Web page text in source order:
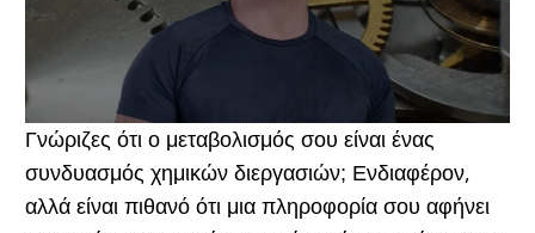
Γνώριζες ότι ο μεταβολισμός σου είναι ένας
συνδυασμός χημικών διεργασιών; Ενδιαφέρον,
αλλά είναι πιθανό ότι μια πληροφορία σου αφήνει